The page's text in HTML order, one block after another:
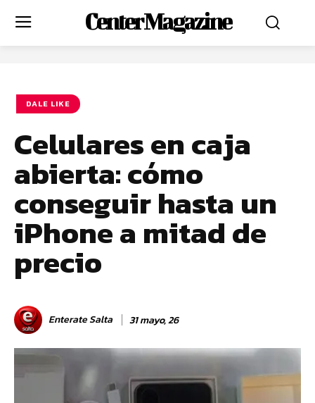
Center Magazine
DALE LIKE
Celulares en caja
abierta: cómo
conseguir hasta un
iPhone a mitad de
precio
Enterate Salta 31 mayo, 26